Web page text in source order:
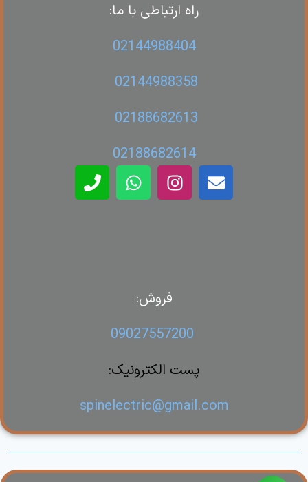
راه ارتباطی با ما:
02144988404
02144988358
02188682613
02188682614
فروش:
09027557200
پست الکترونیک:
spinelectric@gmail.com